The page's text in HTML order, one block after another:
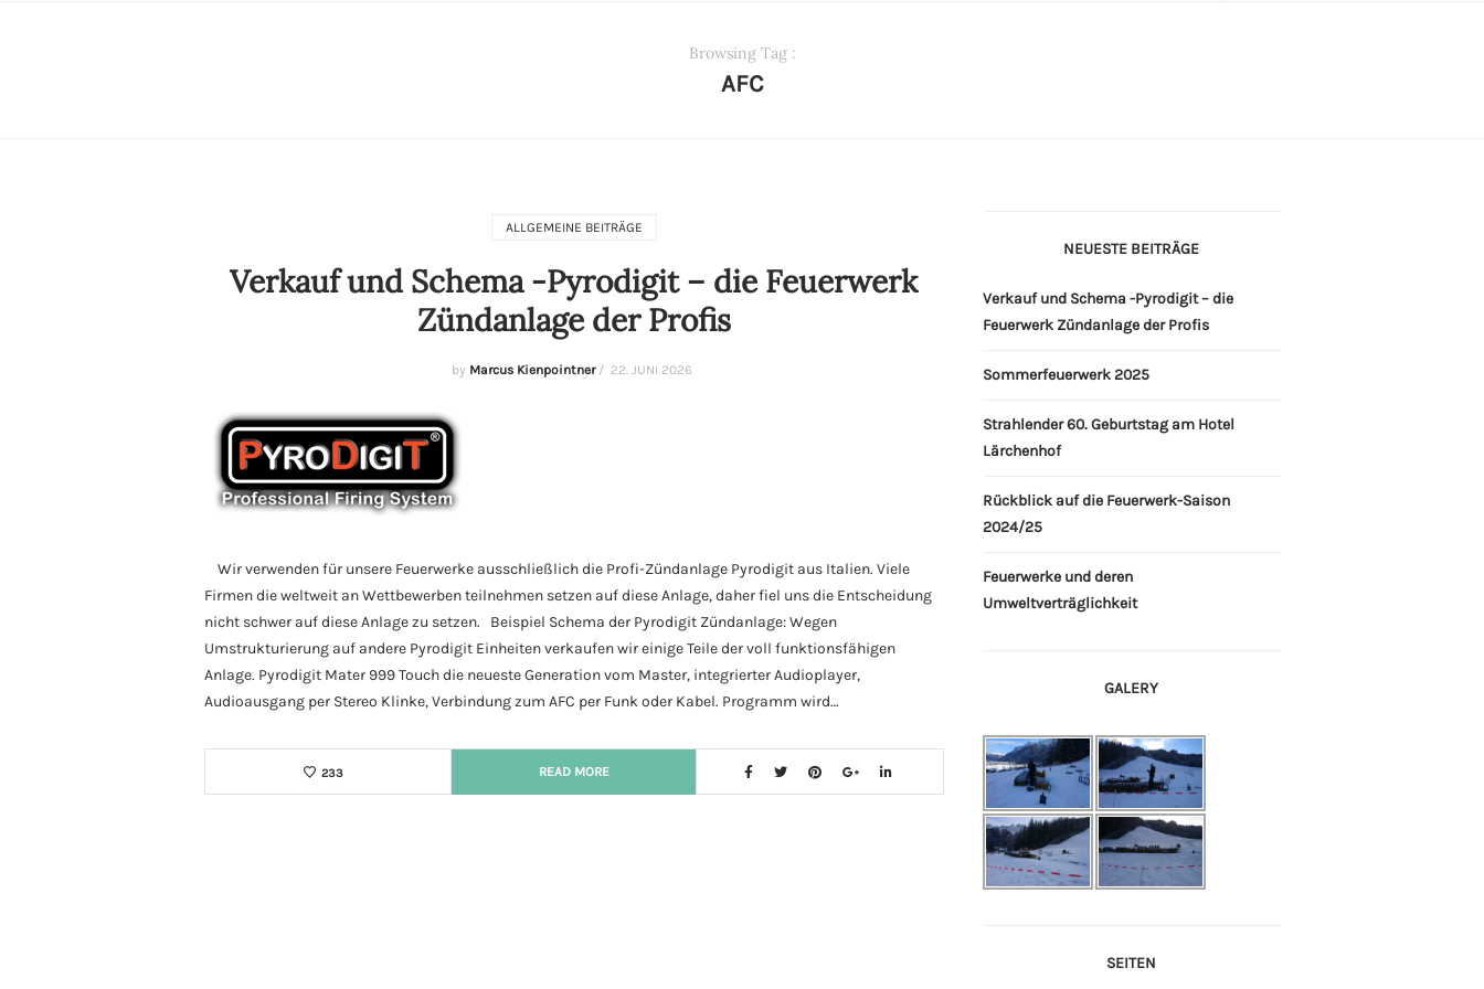
Browsing Tag :
AFC
ALLGEMEINE BEITRÄGE
Verkauf und Schema -Pyrodigit – die Feuerwerk
Zündanlage der Profis
by Marcus Kienpointner/ 22. JUNI 2026
Wir verwenden für unsere Feuerwerke ausschließlich die Profi-Zündanlage Pyrodigit aus Italien. Viele
Firmen die weltweit an Wettbewerben teilnehmen setzen auf diese Anlage, daher fiel uns die Entscheidung
nicht schwer auf diese Anlage zu setzen. Beispiel Schema der Pyrodigit Zündanlage: Wegen
Umstrukturierung auf andere Pyrodigit Einheiten verkaufen wir einige Teile der voll funktionsfähigen
Anlage. Pyrodigit Mater 999 Touch die neueste Generation vom Master, integrierter Audioplayer,
Audioausgang per Stereo Klinke, Verbindung zum AFC per Funk oder Kabel. Programm wird…
233 READ MORE
NEUESTE BEITRÄGE
Verkauf und Schema -Pyrodigit – die
Feuerwerk Zündanlage der Profis
Sommerfeuerwerk 2025
Strahlender 60. Geburtstag am Hotel
Lärchenhof
Rückblick auf die Feuerwerk-Saison
2024/25
Feuerwerke und deren
Umweltverträglichkeit
GALERY
SEITEN